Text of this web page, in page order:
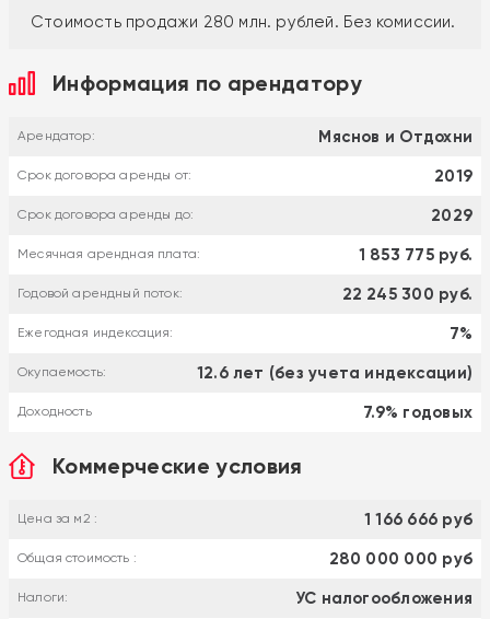
Стоимость продажи 280 млн. рублей. Без комиссии.
Информация по арендатору
Арендатор: Мяснов и Отдохни
Срок договора аренды от: 2019
Срок договора аренды до: 2029
Месячная арендная плата: 1 853 775 руб.
Годовой арендный поток: 22 245 300 руб.
Ежегодная индексация: 7%
Окупаемость: 12.6 лет (без учета индексации)
Доходность 7.9% годовых
Коммерческие условия
Цена за м2 : 1 166 666 руб
Общая стоимость : 280 000 000 руб
Налоги: УС налогообложения